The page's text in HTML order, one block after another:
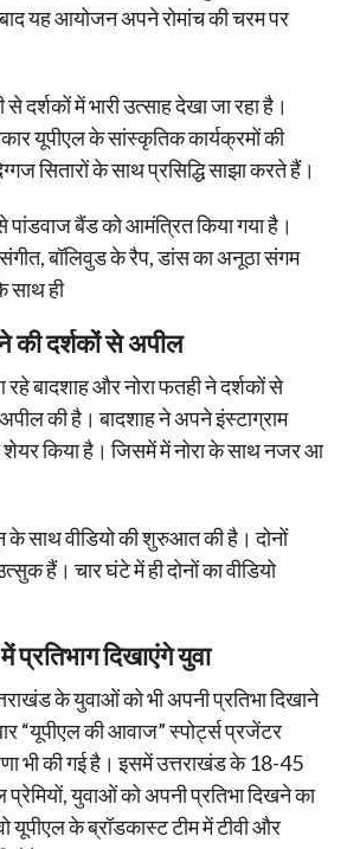
यह आयोजन अपने रोमांच की चरम पर
में भारी उत्साह देखा जा रहा है।
यूपीएल के सांस्कृतिक कार्यक्रमों की
सितारों के साथ प्रसिद्धि साझा करते हैं।
बैंड को आमंत्रित किया गया है।
बॉलिवुड के रैप, डांस का अनूठा संगम
साथ ही
की दर्शकों से अपील
बादशाह और नोरा फतही ने दर्शकों से
की है। बादशाह ने अपने इंस्टाग्राम
किया है। जिसमें में नोरा के साथ नजर आ
के साथ वीडियो की शुरुआत की है। दोनों
हैं। चार घंटे में ही दोनों का वीडियो
दिखाएंगे युवा
के युवाओं को भी अपनी प्रतिभा दिखाने
“यूपीएल की आवाज” स्पोर्ट्स प्रजेंटर
भी की गई है। इसमें उत्तराखंड के 18-45
प्रेमियों, युवाओं को अपनी प्रतिभा दिखने का
यूपीएल के ब्रॉडकास्ट टीम में टीवी और